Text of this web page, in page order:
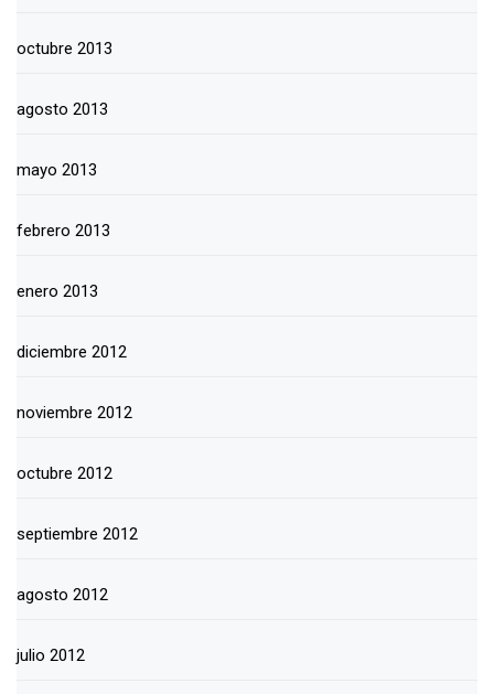
octubre 2013
agosto 2013
mayo 2013
febrero 2013
enero 2013
diciembre 2012
noviembre 2012
octubre 2012
septiembre 2012
agosto 2012
julio 2012